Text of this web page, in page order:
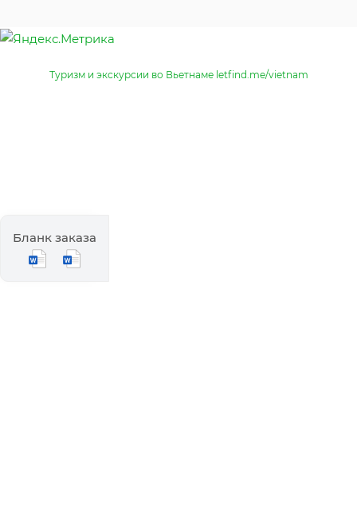
Бланк заказа
Туризм и экскурсии во Вьетнаме letfind.me/vietnam